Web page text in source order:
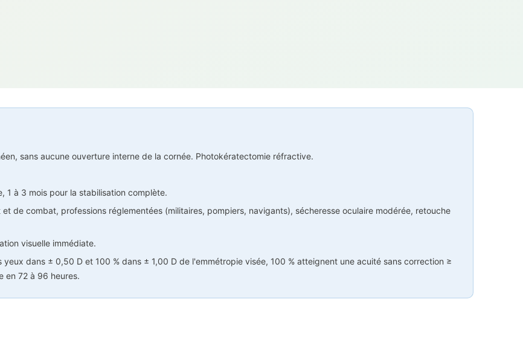
sans aucune ouverture interne de la cornée. Photokératectomie réfractive.
1 à 3 mois pour la stabilisation complète.
de combat, professions réglementées (militaires, pompiers, navigants), sécheresse oculaire modérée, retouche
visuelle immédiate.
yeux dans ± 0,50 D et 100 % dans ± 1,00 D de l'emmétropie visée, 100 % atteignent une acuité sans correction ≥
en 72 à 96 heures.